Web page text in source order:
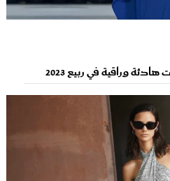
وراقية في ربيع 2023